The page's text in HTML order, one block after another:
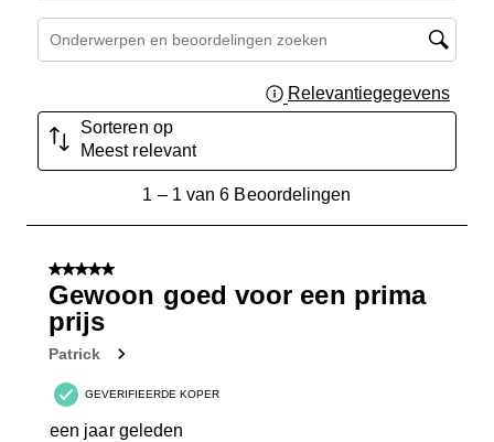
Onderwerpen en beoordelingen zoeken per regio
Relevantiegegevens
Sorteren op
Meest relevant
van
Beoordelingen.
1 – 1 van 6 Beoordelingen
5 van 5 sterren.
Gewoon goed voor een prima
prijs
Patrick
GEVERIFIEERDE KOPER
een jaar geleden